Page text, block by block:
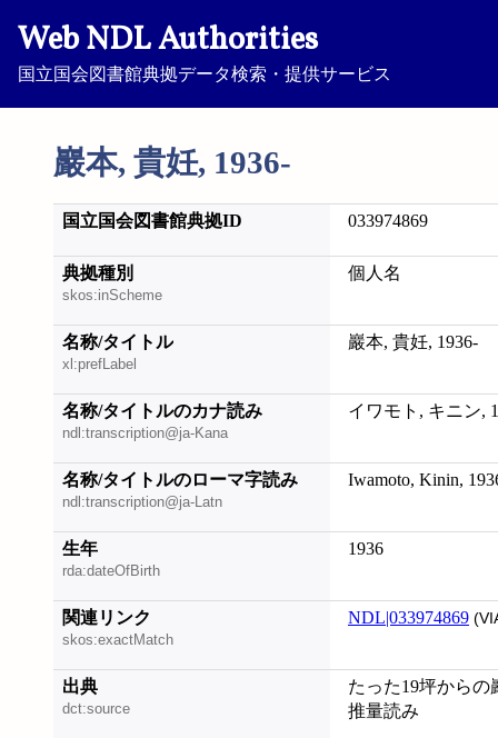
Web NDL Authorities
国立国会図書館典拠データ検索・提供サービス
巖本, 貴妊, 1936-
国立国会図書館典拠ID 033974869
典拠種別
skos:inScheme
個人名
名称/タイトル
xl:prefLabel
巖本, 貴妊, 1936-
名称/タイトルのカナ読み
ndl:transcription@ja-Kana
イワモト, キニン,
名称/タイトルのローマ字読み
ndl:transcription@ja-Latn
Iwamoto, Kinin,
生年
rda:dateOfBirth
1936
関連リンク
skos:exactMatch
NDL|033974869
出典
dct:source
たった19坪からの
推量読み